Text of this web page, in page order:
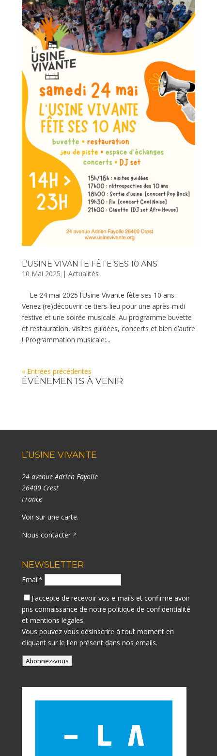
L’USINE VIVANTE FÊTE SES 10 ANS
10 Mai 2025 | Actualités
Le 24 mai 2025 l’Usine Vivante fête ses 10 ans.
Venez (re)découvrir ce tiers-lieu pour une après-midi
festive et une soirée musicale. Au programme buvette
et restauration, visites guidées, concerts et bien d’autre
! Programmation musicale:...
« Entrées précédentes
ÉVÉNEMENTS À VENIR
L’USINE VIVANTE
24 avenue Adrien Fayolle
26400 Crest
France
Voir sur une carte.
Nous contacter ?
NEWSLETTER
Email*
J'accepte de recevoir vos e-mails et confirme avoir
pris connaissance de notre politique de confidentialité
et mentions légales.
Vous pouvez vous désinscrire à tout moment en
cliquant sur le lien présent dans nos emails.